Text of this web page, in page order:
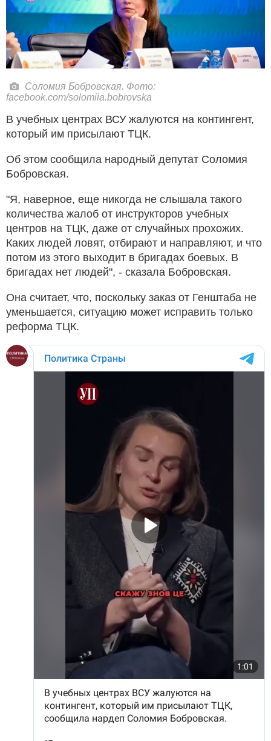
Соломия Бобровская. Фото:
facebook.com/solomiia.bobrovska
В учебных центрах ВСУ жалуются на контингент,
который им присылают ТЦК.
Об этом сообщила народный депутат Соломия
Бобровская.
"Я, наверное, еще никогда не слышала такого
количества жалоб от инструкторов учебных
центров на ТЦК, даже от случайных прохожих.
Каких людей ловят, отбирают и направляют, и что
потом из этого выходит в бригадах боевых. В
бригадах нет людей", - сказала Бобровская.
Она считает, что, поскольку заказ от Генштаба не
уменьшается, ситуацию может исправить только
реформа ТЦК.